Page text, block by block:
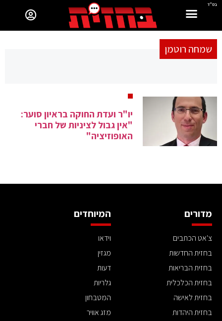
בס"ד
שמחה רוטמן
יו"ר ועדת החוקה בראיון סוער:
"אין גבול לציניות של חברי
האופוזיציה"
מדורים
צ'אט הכתבים
בחזית החדשות
בחזית הבריאות
בחזית הכלכלית
בחזית לאישה
בחזית היהדות
המיוחדים
וידאו
מגזין
דעות
גלריות
המטבחון
מזג אוויר